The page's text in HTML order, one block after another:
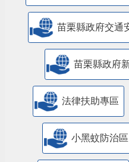
苗栗縣政府交通
苗栗縣政府
法律扶助專區
小黑蚊防治區